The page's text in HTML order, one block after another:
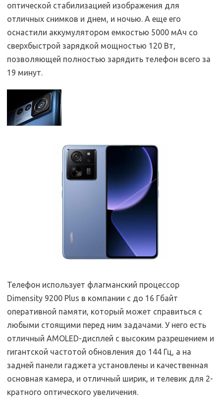
оптической стабилизацией изображения для
отличных снимков и днем, и ночью. А еще его
оснастили аккумулятором емкостью 5000 мАч со
сверхбыстрой зарядкой мощностью 120 Вт,
позволяющей полностью зарядить телефон всего за
19 минут.
Телефон использует флагманский процессор
Dimensity 9200 Plus в компании с до 16 Гбайт
оперативной памяти, который может справиться с
любыми стоящими перед ним задачами. У него есть
отличный AMOLED-дисплей с высоким разрешением и
гигантской частотой обновления до 144 Гц, а на
задней панели гаджета установлены и качественная
основная камера, и отличный ширик, и телевик для 2-
кратного оптического увеличения.